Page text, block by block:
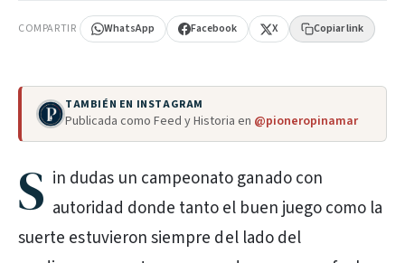
COMPARTIR WhatsApp Facebook X Copiar link
TAMBIÉN EN INSTAGRAM
Publicada como Feed y Historia en @pioneropinamar
S in dudas un campeonato ganado con
autoridad donde tanto el buen juego como la
suerte estuvieron siempre del lado del